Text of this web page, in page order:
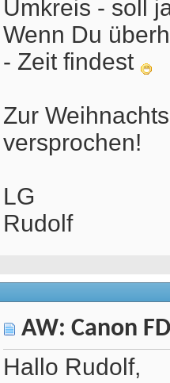
Umkreis - soll
Wenn Du
- Zeit findest
Zur
versprochen!
LG
Rudolf
AW: Canon
Hallo Rudolf,